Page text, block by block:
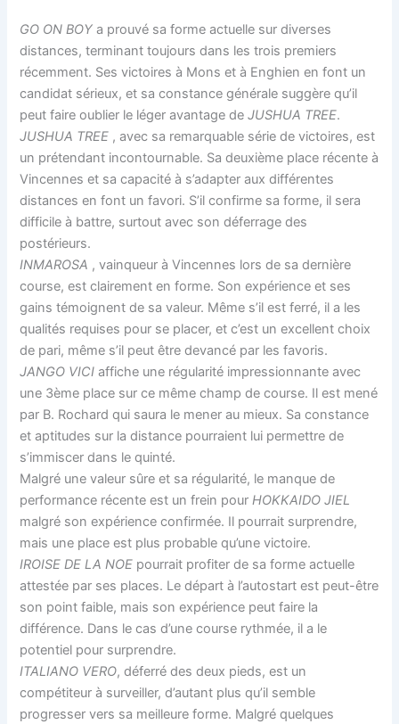
GO ON BOY a prouvé sa forme actuelle sur diverses
distances, terminant toujours dans les trois premiers
récemment. Ses victoires à Mons et à Enghien en font un
candidat sérieux, et sa constance générale suggère qu’il
peut faire oublier le léger avantage deJUSHUA TREE.
JUSHUA TREE , avec sa remarquable série de victoires, est
un prétendant incontournable. Sa deuxième place récente à
Vincennes et sa capacité à s’adapter aux différentes
distances en font un favori. S’il confirme sa forme, il sera
difficile à battre, surtout avec son déferrage des
postérieurs.
INMAROSA , vainqueur à Vincennes lors de sa dernière
course, est clairement en forme. Son expérience et ses
gains témoignent de sa valeur. Même s’il est ferré, il a les
qualités requises pour se placer, et c’est un excellent choix
de pari, même s’il peut être devancé par les favoris.
JANGO VICI affiche une régularité impressionnante avec
une 3ème place sur ce même champ de course. Il est mené
par B. Rochard qui saura le mener au mieux. Sa constance
et aptitudes sur la distance pourraient lui permettre de
s’immiscer dans le quinté.
Malgré une valeur sûre et sa régularité, le manque de
performance récente est un frein pourHOKKAIDO JIEL
malgré son expérience confirmée. Il pourrait surprendre,
mais une place est plus probable qu’une victoire.
IROISE DE LA NOE pourrait profiter de sa forme actuelle
attestée par ses places. Le départ à l’autostart est peut-être
son point faible, mais son expérience peut faire la
différence. Dans le cas d’une course rythmée, il a le
potentiel pour surprendre.
ITALIANO VERO, déferré des deux pieds, est un
compétiteur à surveiller, d’autant plus qu’il semble
progresser vers sa meilleure forme. Malgré quelques